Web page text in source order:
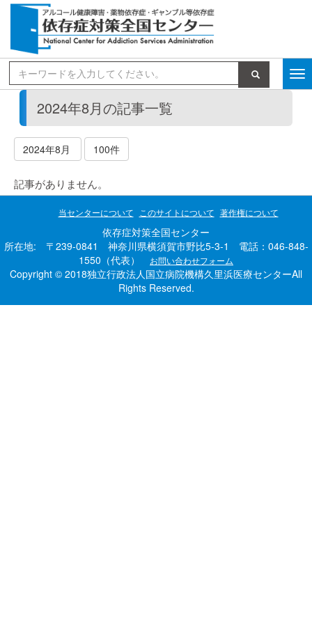
検索
2024年8月の記事一覧
2024年8月 100件
記事がありません。
当センターについて このサイトについて 著作権について
依存症対策全国センター
所在地: 〒239-0841 神奈川県横須賀市野比5-3-1 電話：046-848-
1550（代表）
お問い合わせフォーム
Copyright © 2018独立行政法人国立病院機構久里浜医療センターAll
Rights Reserved.